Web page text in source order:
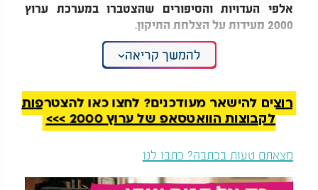
אלפי העדויות והסיפורים שהצטברו במערכת ערוץ
2000 מעידות על הצלחת התיקון.
לשאלת רבים, נבהיר שוב כי ניתן לערוך תיקון אחד
למספר נפטרים, אם כי גדולי ישראל מציינים כי מעלת
התיקון גדולה יותר כאשר עורכים אותו לכל נפטר
בנפרד.
המעמד המיוחד, הנערך שלוש פעמים בשנה, מהווה
הזדמנות נדירה להביא מזור ונחת רוח לנשמות יקירינו
עכשיו: 0733212981
להמשך קריאה
רוצים להישאר מעודכנים? לחצו כאן להצטרפות
לקבוצות הוואטסאפ של ערוץ 2000 >>>
מצאתם טעות בכתבה? כתבו לנו